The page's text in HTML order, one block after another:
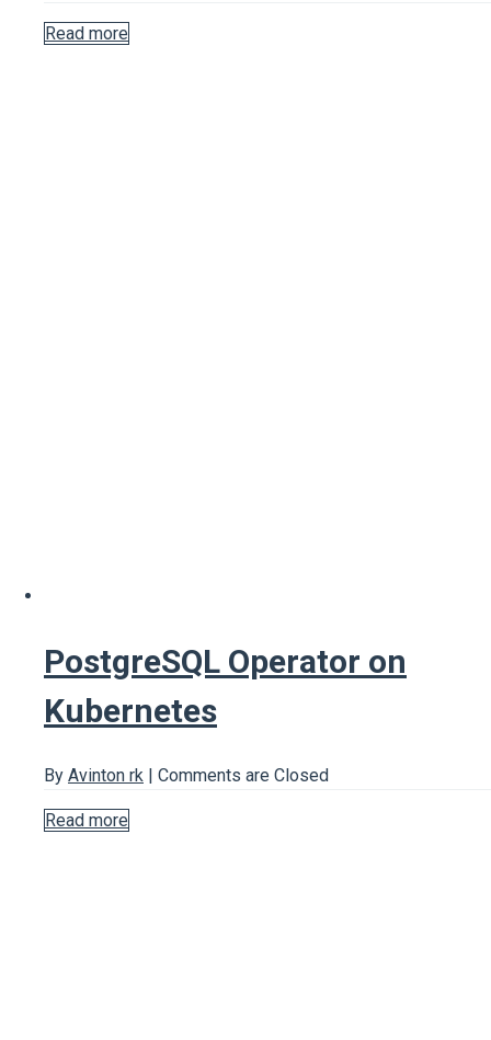
Read more
PostgreSQL Operator on
Kubernetes
By Avinton rk | Comments are Closed
Read more